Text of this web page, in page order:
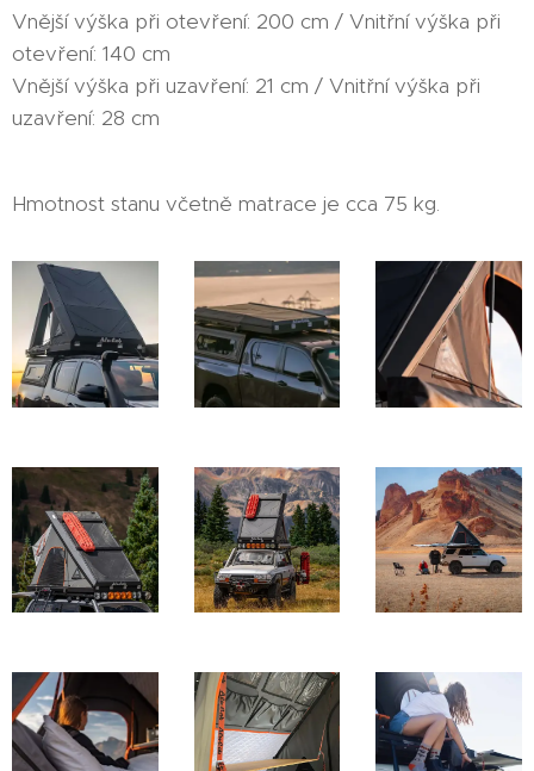
Vnější výška při otevření: 200 cm / Vnitřní výška při
otevření: 140 cm
Vnější výška při uzavření: 21 cm / Vnitřní výška při
uzavření: 28 cm
Hmotnost stanu včetně matrace je cca 75 kg.